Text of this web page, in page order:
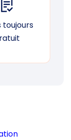
toujours